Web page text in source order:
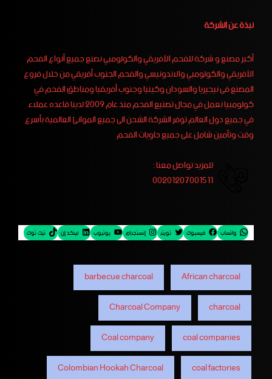
نبذة عن الشركة
أكبر مصنع و شركة للفحم الأفريقي والكولومبي نصنع جميع أنواع الفحم
الأفريقي والكولومبي والاندونيسي والفحم الجنوب أفريقي من خلال فروع
المصنع فى نيجيريا والسودان وكينيا وجنوب أفريقيا ومناطق الفحم في
كولومبيا نعمل في مجال تصنيع الفحم منذ عام 2009 لدينا قاعده عملاء
في جميع دول العالم توفر الشركة الشحن الى جميع الموانئ العالمية بأسرع
وقت وتأمين شامل على جميع حاويات الفحم
للمزيد تواصل معنا :
00201207001511
واتساب فيسبوك تويتر إنستجرام يوتيوب لينكد إن تيك توك
African charcoal
barbecue charcoal
charcoal
Charcoal Company
coal companies
Coal company
coal factories
Colombian Hookah Charcoal